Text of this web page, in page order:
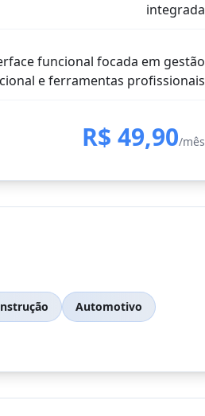
integrada
funcional focada em gestão
e ferramentas profissionais
R$ 49,90/mês
Automotivo